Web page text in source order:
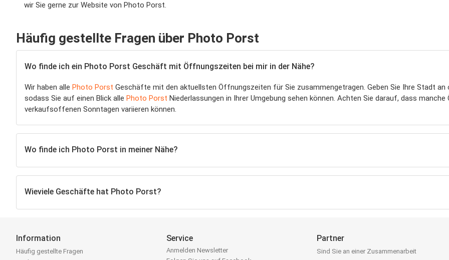
wir Sie gerne zur Website von Photo Porst.
Häufig gestellte Fragen über Photo Porst
Wo finde ich ein Photo Porst Geschäft mit Öffnungszeiten bei mir in der Nähe?
Wir haben alle Photo Porst Geschäfte mit den aktuellsten Öffnungszeiten für Sie zusammengetragen. Geben Sie Ihre Stadt
sodass Sie auf einen Blick alle Photo Porst Niederlassungen in Ihrer Umgebung sehen können. Achten Sie darauf, dass
verkaufsoffenen Sonntagen variieren können.
Wo finde ich Photo Porst in meiner Nähe?
Wieviele Geschäfte hat Photo Porst?
Information
Häufig gestellte Fragen
Service
Anmelden Newsletter
Partner
Sind Sie an einer Zusammenarbeit